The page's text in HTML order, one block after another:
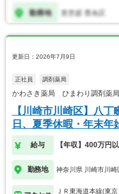
更新日：2026年7月9日
正社員 調剤薬局
かわさき薬局 ひまわり調剤薬
【川崎市川崎区】八
日、夏季休暇・年末年
給与 【年収】400万円
勤務地 神奈川県 川崎市川崎
ＪＲ東海道本線(東